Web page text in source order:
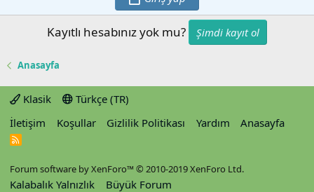
Kayıtlı hesabınız yok mu? Şimdi kayıt ol
Anasayfa
Klasik
Türkçe (TR)
İletişim
Koşullar Gizlilik Politikası Yardım Anasayfa
Forum software by XenForo™ © 2010-2019 XenForo Ltd.
Kalabalık Yalnızlık Büyük Forum